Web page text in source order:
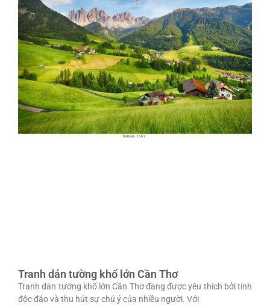
Tranh dán tường khổ lớn Cần Thơ
Tranh dán tường khổ lớn Cần Thơ đang được yêu thích bởi tính
độc đáo và thu hút sự chú ý của nhiều người. Với